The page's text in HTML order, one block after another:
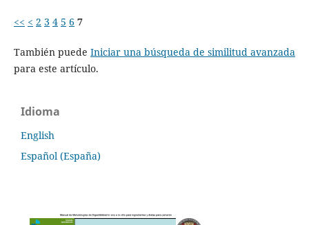
<< < 2 3 4 5 6 7
También puede Iniciar una búsqueda de similitud avanzada
para este artículo.
Idioma
English
Español (España)